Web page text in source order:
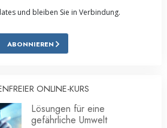
und bleiben Sie in Verbindung.
ABONNIEREN
ONLINE-KURS
Lösungen für eine
gefährliche Umwelt